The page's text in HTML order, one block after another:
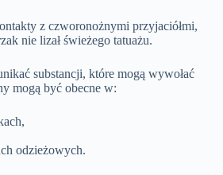
z czworonożnymi przyjaciółmi,
nie lizał świeżego tatuażu.
substancji, które mogą wywołać
mogą być obecne w:
odzieżowych.